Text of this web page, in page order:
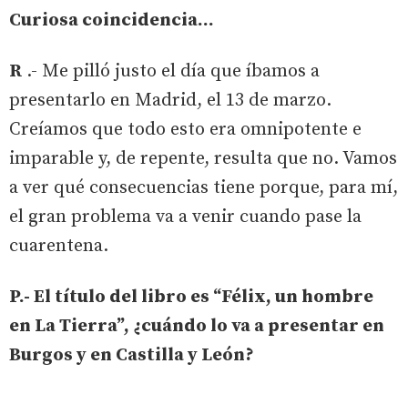
Curiosa coincidencia…
R .- Me pilló justo el día que íbamos a
presentarlo en Madrid, el 13 de marzo.
Creíamos que todo esto era omnipotente e
imparable y, de repente, resulta que no. Vamos
a ver qué consecuencias tiene porque, para mí,
el gran problema va a venir cuando pase la
cuarentena.
P.- El título del libro es “Félix, un hombre
en La Tierra”, ¿cuándo lo va a presentar en
Burgos y en Castilla y León?